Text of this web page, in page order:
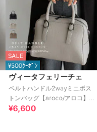
SALE
¥500ｸｰﾎﾟﾝ
ヴィータフェリーチェ
ベルトハンドル2wayミニボス
トンバッグ【aroco/アロコ】
セレモニー向け
¥6,600